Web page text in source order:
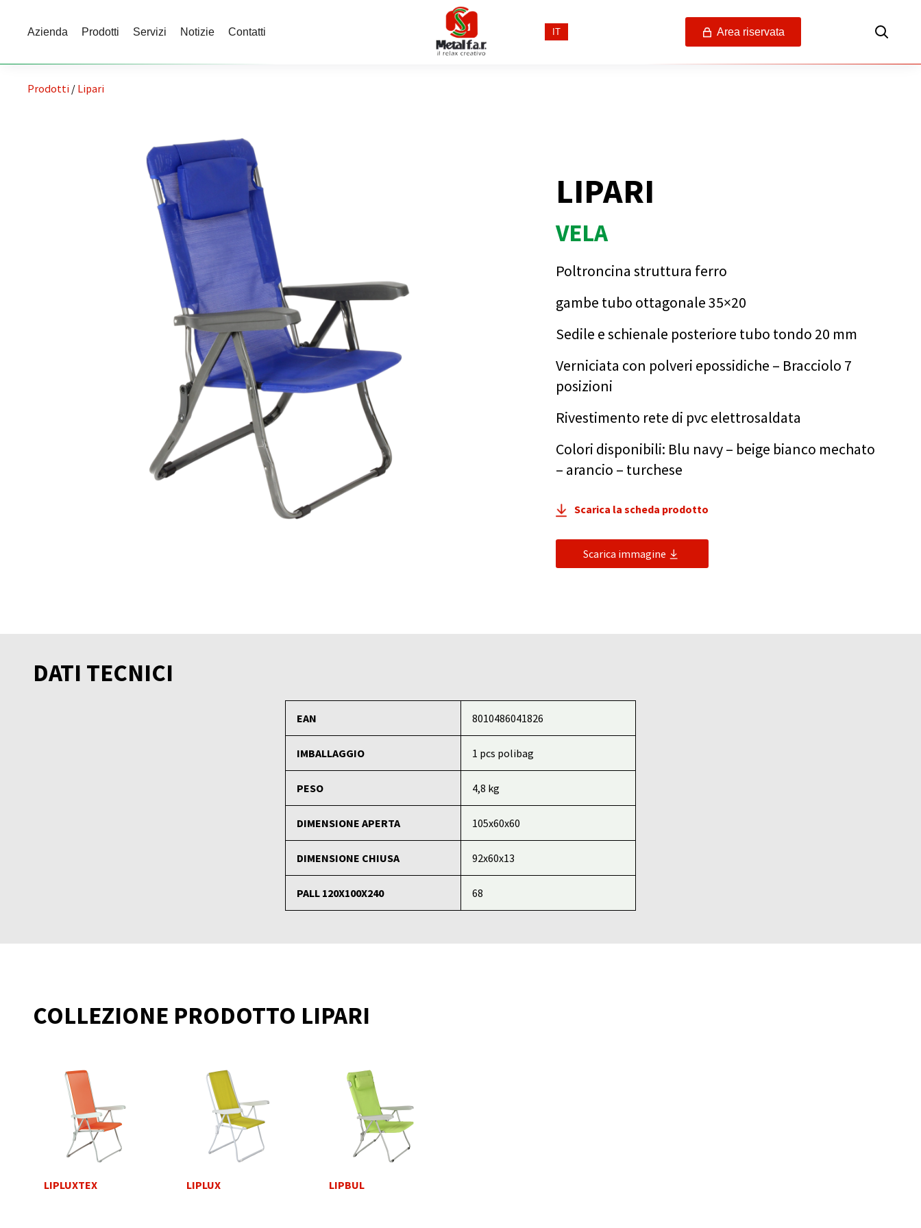
Azienda Prodotti Servizi Notizie Contatti IT Area riservata
Prodotti / Lipari
LIPARI
VELA
Poltroncina struttura ferro
gambe tubo ottagonale 35×20
Sedile e schienale posteriore tubo tondo 20 mm
Verniciata con polveri epossidiche – Bracciolo 7
posizioni
Rivestimento rete di pvc elettrosaldata
Colori disponibili: Blu navy – beige bianco mechato
– arancio – turchese
Scarica la scheda prodotto
Scarica immagine
DATI TECNICI
EAN 8010486041826
IMBALLAGGIO 1 pcs polibag
PESO 4,8 kg
DIMENSIONE APERTA 105x60x60
DIMENSIONE CHIUSA 92x60x13
PALL 120X100X240 68
COLLEZIONE PRODOTTO LIPARI
LIPLUXTEX LIPLUX LIPBUL